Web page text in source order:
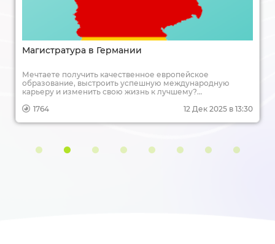
Магистратура в Германии
Мечтаете получить качественное европейское
образование, выстроить успешную международную
карьеру и изменить свою жизнь к лучшему?
и доступных путей для достижения этих целей. Учеба в
перспективы трудоустройства в ведущих компаниях — все
подробно разберем, как покорить немецкую
1764 12 Дек 2025 в 13:30